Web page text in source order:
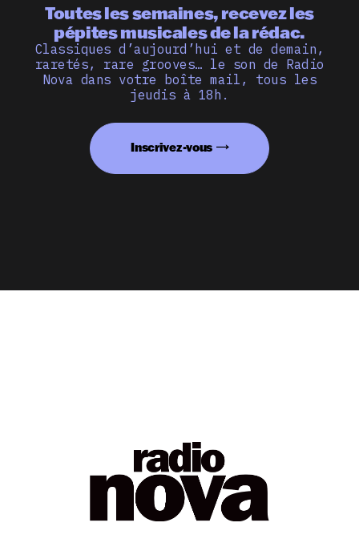
Toutes les semaines, recevez les
pépites musicales de la rédac.
Classiques d’aujourd’hui et de demain,
raretés, rare grooves… le son de Radio
Nova dans votre boîte mail, tous les
jeudis à 18h.
Inscrivez-vous